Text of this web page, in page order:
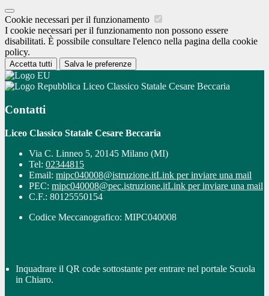
Cookie necessari per il funzionamento
I cookie necessari per il funzionamento non possono essere
disabilitati. È possibile consultare l'elenco nella pagina della cookie
policy.
Accetta tutti Salva le preferenze
Liceo Classico Statale Cesare Beccaria
Contatti
Liceo Classico Statale Cesare Beccaria
Via C. Linneo 5, 20145 Milano (MI)
Tel: 02344815
Email: mipc040008@istruzione.itLink per inviare una mail
PEC: mipc040008@pec.istruzione.itLink per inviare una mail
C.F.: 80125550154
Codice Meccanografico: MIPC040008
Inquadrare il QR code sottostante per entrare nel portale Scuola
in Chiaro.